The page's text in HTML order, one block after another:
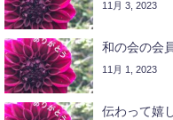
11月 3, 2023
和の会の会
11月 1, 2023
伝わって嬉